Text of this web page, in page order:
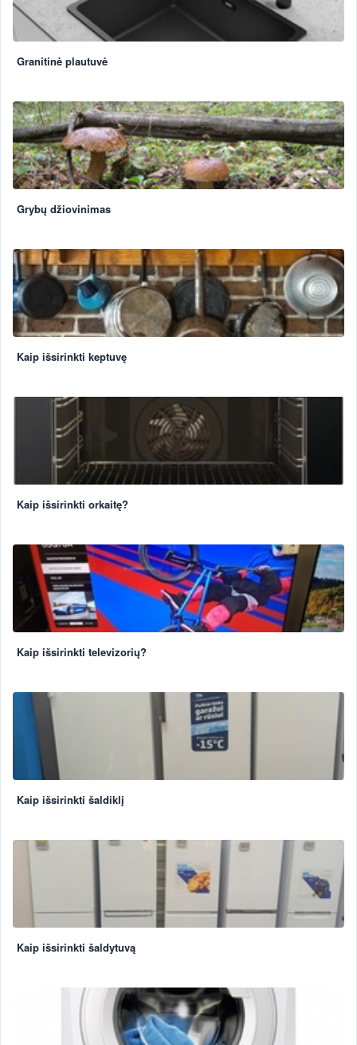
Granitinė plautuvė
Grybų džiovinimas
Kaip išsirinkti keptuvę
Kaip išsirinkti orkaitę?
Kaip išsirinkti televizorių?
Kaip išsirinkti šaldiklį
Kaip išsirinkti šaldytuvą